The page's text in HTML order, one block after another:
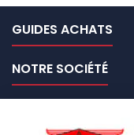
GUIDES ACHATS
NOTRE SOCIÉTÉ